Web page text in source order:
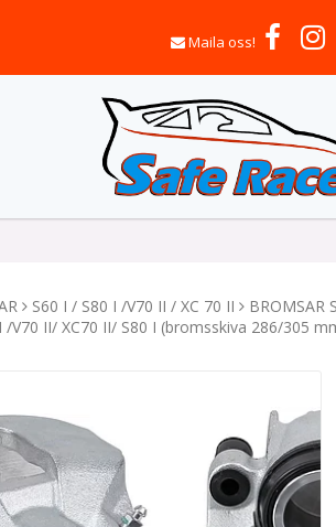
Maila oss!
S60 I / S80 I /V70 II / XC 70 II BROMSAR
V70 II/ XC70 II/ S80 I (bromsskiva 286/305